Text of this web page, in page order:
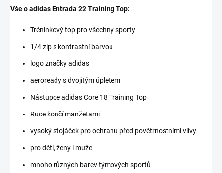
Vše o adidas Entrada 22 Training Top:
Tréninkový top pro všechny sporty
1/4 zip s kontrastní barvou
logo značky adidas
aeroready s dvojitým úpletem
Nástupce adidas Core 18 Training Top
Ruce končí manžetami
vysoký stojáček pro ochranu před povětrnostními vlivy
pro děti, ženy i muže
mnoho různých barev týmových sportů